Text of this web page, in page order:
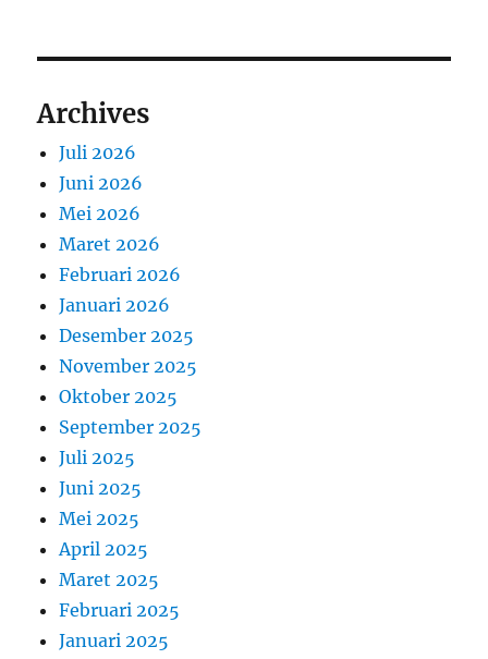
Archives
Juli 2026
Juni 2026
Mei 2026
Maret 2026
Februari 2026
Januari 2026
Desember 2025
November 2025
Oktober 2025
September 2025
Juli 2025
Juni 2025
Mei 2025
April 2025
Maret 2025
Februari 2025
Januari 2025